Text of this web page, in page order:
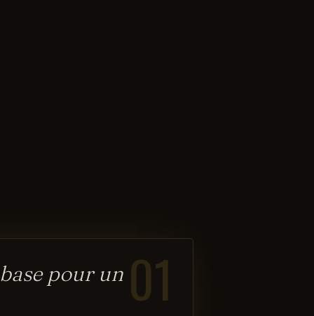
01
pour un